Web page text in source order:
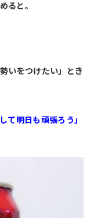
ると。
いをつけたい」とき
て明日も頑張ろう」